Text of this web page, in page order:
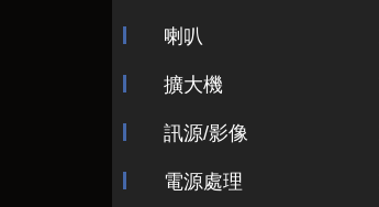
喇叭
擴大機
訊源/影像
電源處理